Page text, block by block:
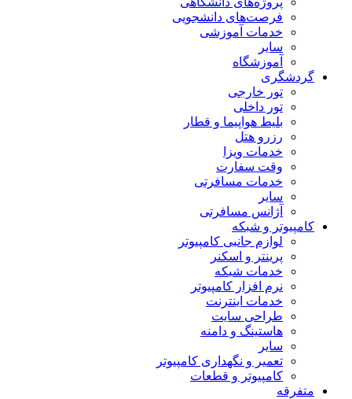
فرصت‌های دانشجویی
خدمات آموزشی
سایر
آموزشگاه
گردشگری
تور خارجی
تور داخلی
بلیط هواپیما و قطار
رزرو هتل
خدمات ویزا
وقت سفارت
خدمات مسافرتی
سایر
آژانس مسافرتی
کامپیوتر و شبکه
لوازم جانبی کامپیوتر
پرینتر و اسکنر
خدمات شبکه
نرم افزار کامپیوتر
خدمات اینترنت
طراحی سایت
هاستینگ و دامنه
سایر
تعمیر و نگهداری کامپیوتر
کامپیوتر و قطعات
متفرقه